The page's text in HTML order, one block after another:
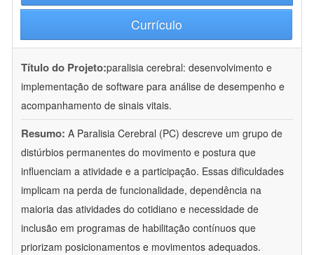
Currículo
Título do Projeto:paralisia cerebral: desenvolvimento e
implementação de software para análise de desempenho e
acompanhamento de sinais vitais.
Resumo: A Paralisia Cerebral (PC) descreve um grupo de
distúrbios permanentes do movimento e postura que
influenciam a atividade e a participação. Essas dificuldades
implicam na perda de funcionalidade, dependência na
maioria das atividades do cotidiano e necessidade de
inclusão em programas de habilitação contínuos que
priorizam posicionamentos e movimentos adequados.